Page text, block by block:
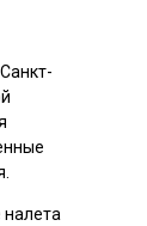
налета